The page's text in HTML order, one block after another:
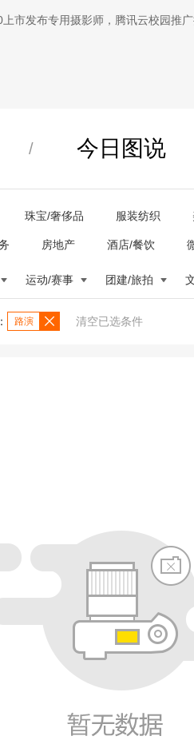
市发布专用摄影师，腾讯云校园推
/ 今日图说
珠宝/奢侈品 服装纺织
房地产 酒店/餐饮
运动/赛事 团建/旅拍
路演 清空已选条件